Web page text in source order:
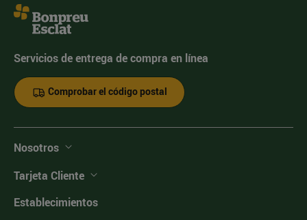
Servicios de entrega de compra en línea
Comprobar el código postal
Nosotros
Tarjeta Cliente
Establecimientos